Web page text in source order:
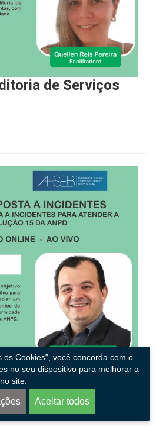
de Serviços
– Resposta a
os Cookies", você concorda com o
no seu dispositivo para melhorar a
site.
Aceitar todos